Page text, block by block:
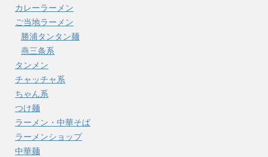
カレーラーメン
ご当地ラーメン
勝浦タンタン麺
燕三条系
タンメン
チャッチャ系
ちゃん系
つけ麺
ラーメン・中華そば
ラーメンショップ
中華麺